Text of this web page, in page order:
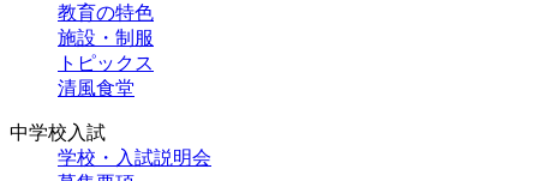
教育の特色
施設・制服
トピックス
清風食堂
中学校入試
学校・入試説明会